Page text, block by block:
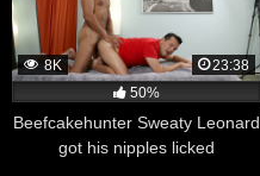
8K
23:38
50%
Beefcakehunter Sweaty Leonard
got his nipples licked